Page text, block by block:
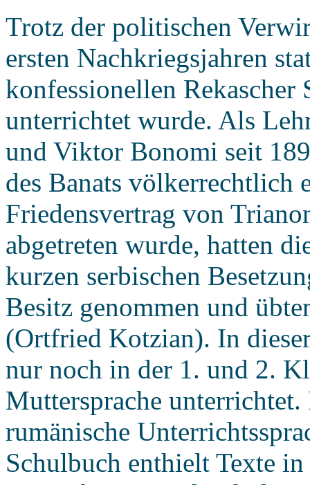
Trotz der politischen
ersten Nachkriegsjahren
konfessionellen Rekascher
unterrichtet wurde. Als
und Viktor Bonomi seit
des Banats völkerrechtlich
Friedensvertrag von
abgetreten wurde, hatten
kurzen serbischen
Besitz genommen und
(Ortfried Kotzian). In
nur noch in der 1. und 2.
Muttersprache
rumänische
Schulbuch enthielt Texte